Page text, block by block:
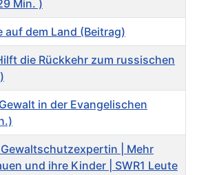
Min. )
auf dem Land (Beitrag)
die Rückkehr zum russischen
in der Evangelischen
| Mehr
und ihre Kinder | SWR1 Leute